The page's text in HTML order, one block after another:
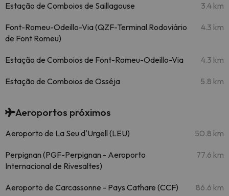
Estação de Comboios de Saillagouse 3.4 km
Font-Romeu-Odeillo-Via (QZF-Terminal Rodoviário
de Font Romeu)
4.3 km
Estação de Comboios de Font-Romeu-Odeillo-Via 4.3 km
Estação de Comboios de Osséja 5.8 km
Aeroportos próximos
Aeroporto de La Seu d'Urgell (LEU) 50.8 km
Perpignan (PGF-Perpignan - Aeroporto
Internacional de Rivesaltes)
77.6 km
Aeroporto de Carcassonne - Pays Cathare (CCF) 86.6 km